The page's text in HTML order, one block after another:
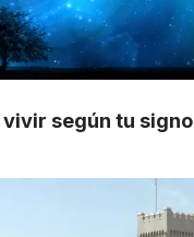
según tu signo